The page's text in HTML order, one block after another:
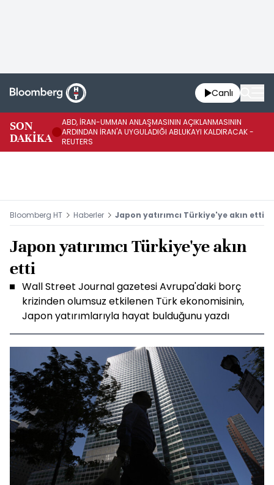
Canlı
SON
DAKİKA
ABD, İRAN-UMMAN ANLAŞMASININ AÇIKLANMASININ
ARDINDAN İRAN'A UYGULADIĞI ABLUKAYI KALDIRACAK -
REUTERS
Bloomberg HT Haberler Japon yatırımcı Türkiye'ye akın etti
Japon yatırımcı Türkiye'ye akın
etti
Wall Street Journal gazetesi Avrupa'daki borç
krizinden olumsuz etkilenen Türk ekonomisinin,
Japon yatırımlarıyla hayat bulduğunu yazdı